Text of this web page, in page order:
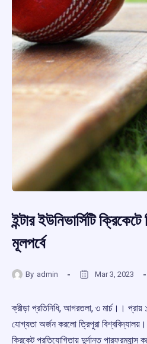
ইন্টার ইউনিভার্সিটি
মূলপর্বে
By admin Mar 3, 2023
ক্রীড়া প্রতিনিধি, আগরতলা, ৩ মার্চ।। প্রায়
যোগ্যতা অর্জন করলো ত্রিপুরা বিশ্ববিদ্যালয়।
ক্রিকেট প্রতিযোগিতায় দুর্দান্ত পারফরম্যান্স